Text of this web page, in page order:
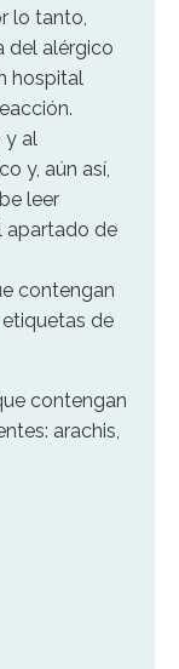
lo tanto,
del alérgico
hospital
y al
y, aún así,
leer
apartado de
contengan
de
contengan
arachis,